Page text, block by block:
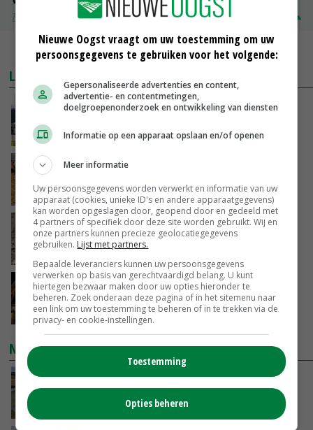
Zuivel NL
€ 345,00
MEER MARKTPRIJZEN
LAATSTE NIEUWS
Gemiddelde Europese melkprijs daalt licht in
VANDAAG, 17:04
Frans onderzoekcentrum bestrijkt hele
VANDAAG, 15:29
Emmeloord noteert eerste zaaiuien op
maximaal 20 euro
Spontane boerenacties in Twente en
Apeldoorn zetten de trend
VANDAAG, 14:48
NIEUWSTE VIDEO'S
Droogte veroorzaakt steeds meer problemen:
‘Bassin afgelopen week al leeg’
VANDAAG, 14:06
Nieuwe Oogst vraagt om uw toestemming om uw
persoonsgegevens te gebruiken voor het volgende:
Gepersonaliseerde advertenties en content,
advertentie- en contentmetingen,
doelgroepenonderzoek en ontwikkeling van diensten
Informatie op een apparaat opslaan en/of openen
Meer informatie
Uw persoonsgegevens worden verwerkt en informatie van uw
apparaat (cookies, unieke ID's en andere apparaatgegevens)
kan worden opgeslagen door, geopend door en gedeeld met
4 partners of specifiek door deze site worden gebruikt. Wij en
onze partners kunnen precieze geolocatiegegevens
gebruiken. Lijst met partners.
Bepaalde leveranciers kunnen uw persoonsgegevens
verwerken op basis van gerechtvaardigd belang. U kunt
hiertegen bezwaar maken door uw opties hieronder te
beheren. Zoek onderaan deze pagina of in het sitemenu naar
een link om uw toestemming te beheren of in te trekken via de
privacy- en cookie-instellingen.
Toestemming
Opties beheren